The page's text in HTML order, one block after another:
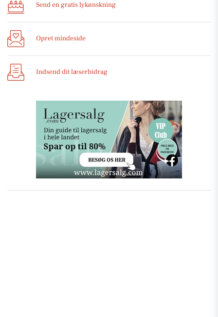
Send en gratis lykønskning
Opret mindeside
Indsend dit læserbidrag